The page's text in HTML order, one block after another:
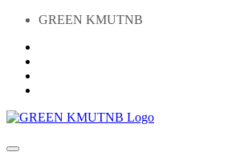
GREEN KMUTNB